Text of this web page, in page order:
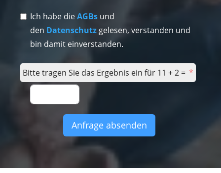
Ich habe dieAGBs und
den Datenschutzgelesen, verstanden und
bin damit einverstanden.
Bitte tragen Sie das Ergebnis ein für 11 + 2 =
Anfrage absenden